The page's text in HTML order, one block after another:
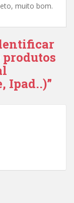
muito bom.
produtos
Ipad..)”